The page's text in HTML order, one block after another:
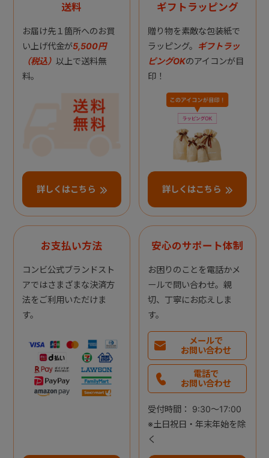
送料
お届け先１箇所へのお買
い上げ代金が5,500円
（税込） 以上で送料無
料。
詳しくはこちら
ギフトラッピング
贈り物を素敵な包装紙で
ラッピング。 ギフトラッ
ピングOKのアイコンが目
印！
詳しくはこちら
お支払い方法
コンビ公式ブランドスト
アではさまざまな決済方
法をご利用いただけま
す。
安心のサポート体制
お困りのことを電話かメ
ールで問い合わせ。親
切、丁寧にお応えしま
す。
メールで
お問い合わせ
電話で
お問い合わせ
受付時間： 9:30～17:00
※土日祝日・年末年始を除
く